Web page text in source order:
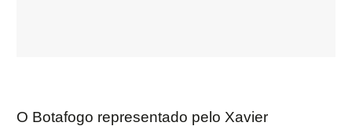
O Botafogo representado pelo Xavier